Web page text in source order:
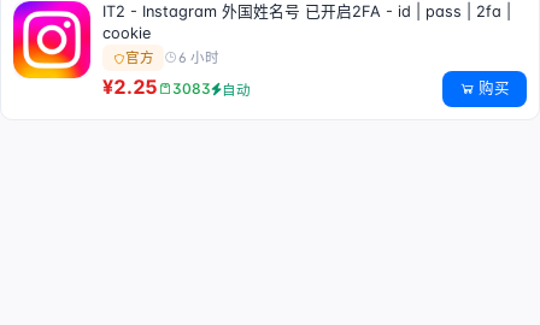
IT2 - Instagram 外国姓名号 已开启2FA - id | pass | 2fa |
cookie
官方 6 小时
¥2.25 3083 自动 购买